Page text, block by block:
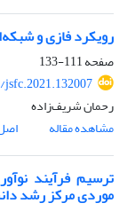
رویکرد فازی و
صفحه111-133
رحمان شریف‌زاده
مشاهده مقاله
ترسیم فرآیند
موردی مرکز رشد